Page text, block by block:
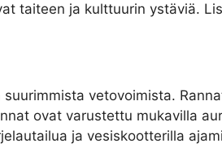
taiteen ja kulttuurin ystäviä.
vetovoimista.
ovat varustettu mukavilla
ja vesiskootterilla